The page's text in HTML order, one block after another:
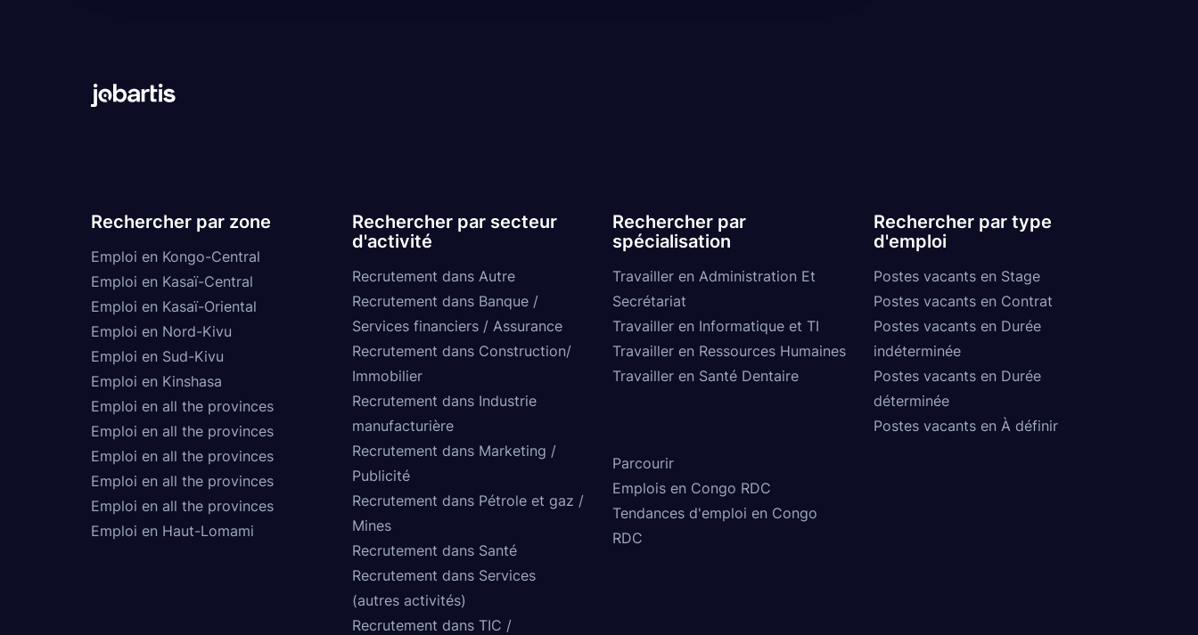
Rechercher par zone
Emploi en Kongo-Central
Emploi en Kasaï-Central
Emploi en Kasaï-Oriental
Emploi en Nord-Kivu
Emploi en Sud-Kivu
Emploi en Kinshasa
Emploi en all the provinces
Emploi en all the provinces
Emploi en all the provinces
Emploi en all the provinces
Emploi en all the provinces
Emploi en Haut-Lomami
Rechercher par secteur
d'activité
Recrutement dans Autre
Recrutement dans Banque /
Services financiers / Assurance
Recrutement dans Construction/
Immobilier
Recrutement dans Industrie
manufacturière
Recrutement dans Marketing /
Publicité
Recrutement dans Pétrole et gaz /
Mines
Recrutement dans Santé
Recrutement dans Services
(autres activités)
Recrutement dans TIC /
Rechercher par
spécialisation
Travailler en Administration Et
Secrétariat
Travailler en Informatique et TI
Travailler en Ressources Humaines
Travailler en Santé Dentaire
Rechercher par type
d'emploi
Postes vacants en Stage
Postes vacants en Contrat
Postes vacants en Durée
indéterminée
Postes vacants en Durée
déterminée
Postes vacants en À définir
Parcourir
Emplois en Congo RDC
Tendances d'emploi en Congo
RDC